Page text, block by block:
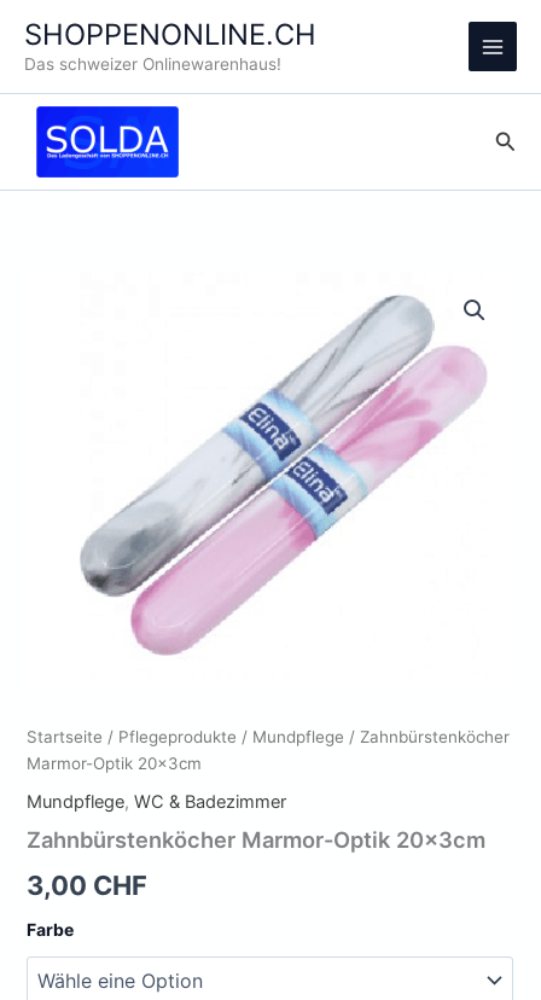
Inhalt
springen
SHOPPENONLINE.CH
Das schweizer Onlinewarenhaus!
Main
Startseite / Pflegeprodukte / Mundpflege / Zahnbürstenköcher
Marmor-Optik 20x3cm
Mundpflege,WC & Badezimmer
Zahnbürstenköcher Marmor-Optik 20x3cm
3,00 CHF
Farbe